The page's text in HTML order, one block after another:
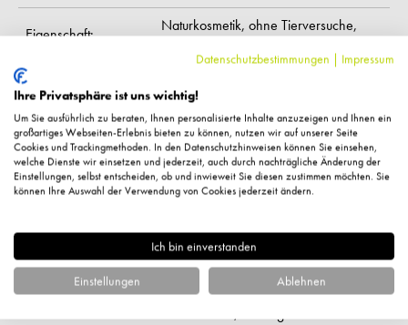
Eigenschaft: Naturkosmetik, ohne Tierversuche,
Hauttyp:
alle Hauttypen,
empfindliche Haut,
normale Haut,
reife Haut,
Pflegekategorie: Reinigung
Feuchtigkeitsspendend,bei
Unreinheiten,
beruhigend
Datenschutzbestimmungen | Impressum
Ihre Privatsphäre ist uns wichtig!
Um Sie ausführlich zu beraten, Ihnen personalisierte Inhalte anzuzeigen und Ihnen ein
großartiges Webseiten-Erlebnis bieten zu können, nutzen wir auf unserer Seite
Cookies und Trackingmethoden. In den Datenschutzhinweisen können Sie einsehen,
welche Dienste wir einsetzen und jederzeit, auch durch nachträgliche Änderung der
Einstellungen, selbst entscheiden, ob und inwieweit Sie diesen zustimmen möchten. Sie
können Ihre Auswahl der Verwendung von Cookies jederzeit ändern.
Ich bin einverstanden
Einstellungen Ablehnen